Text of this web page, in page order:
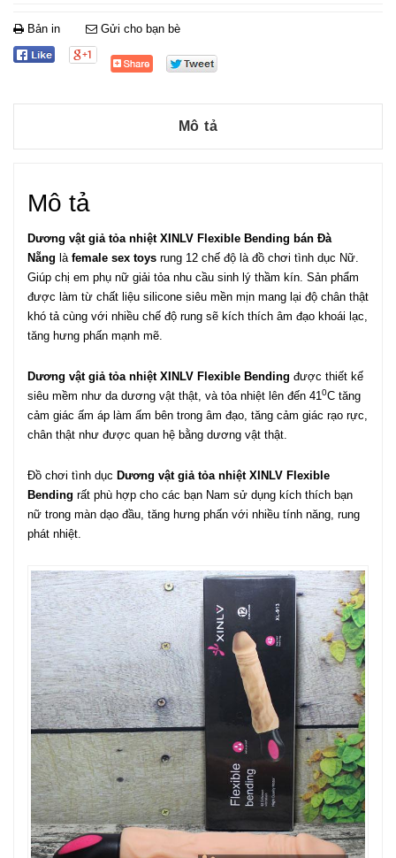
Bản in Gửi cho bạn bè
Mô tả
Mô tả
Dương vật giả tỏa nhiệt XINLV Flexible Bending bán Đà
Nẵng là female sex toys rung 12 chế độ là đồ chơi tình dục Nữ.
Giúp chị em phụ nữ giải tỏa nhu cầu sinh lý thầm kín. Sản phẩm
được làm từ chất liệu silicone siêu mền mịn mang lại độ chân thật
khó tả cùng với nhiều chế độ rung sẽ kích thích âm đạo khoái lạc,
tăng hưng phấn mạnh mẽ.
Dương vật giả tỏa nhiệt XINLV Flexible Bending được thiết kế
siêu mềm như da dương vật thật, và tỏa nhiệt lên đến 410C tăng
cảm giác ấm áp làm ấm bên trong âm đạo, tăng cảm giác rạo rực,
chân thật như được quan hệ bằng dương vật thật.
Đồ chơi tình dục Dương vật giả tỏa nhiệt XINLV Flexible
Bending rất phù hợp cho các bạn Nam sử dụng kích thích bạn
nữ trong màn dạo đầu, tăng hưng phấn với nhiều tính năng, rung
phát nhiệt.